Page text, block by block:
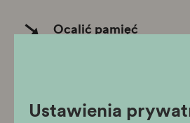
Ustawienia
Ocalić pamięć